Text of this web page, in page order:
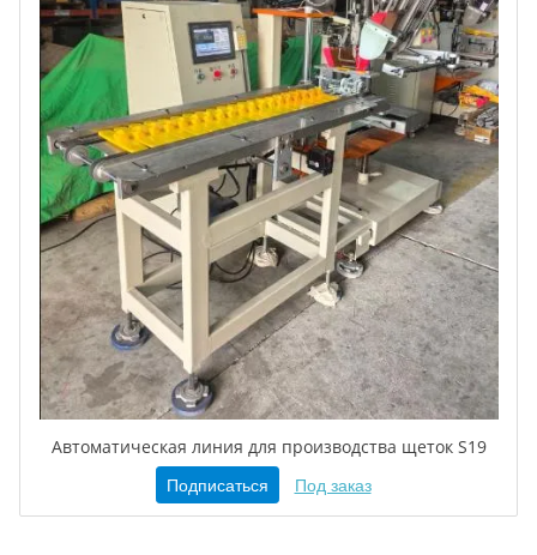
Автоматическая линия для производства щеток S19
Подписаться Под заказ